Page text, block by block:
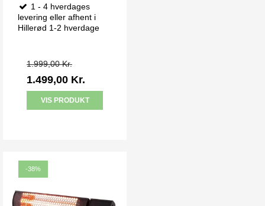
1 - 4 hverdages
levering eller afhent i
Hillerød 1-2 hverdage
1.999,00 Kr.
1.499,00 Kr.
VIS PRODUKT
-38%